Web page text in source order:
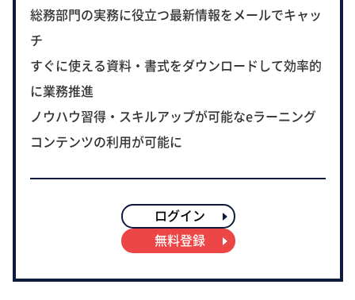
総務部門の実務に役立つ最新情報をメールでキャッ
チ
すぐに使える資料・書式をダウンロードして効率的
に業務推進
ノウハウ習得・スキルアップが可能なeラーニング
コンテンツの利用が可能に
ログイン
無料登録